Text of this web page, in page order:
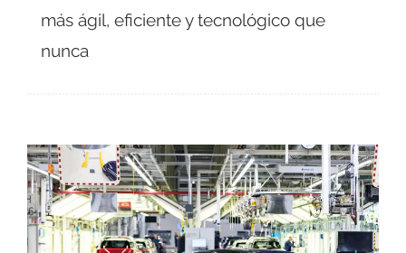
más ágil, eficiente y tecnológico que
nunca